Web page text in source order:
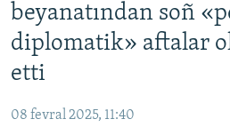
Baş
navigatsiyağa
qaytmaq
Qıdıruvğa
İQTİSADİYAT
CEMİYET
beyanatından soñ
diplomatik» aftalar
etti
08 fevral 2025, 11:40